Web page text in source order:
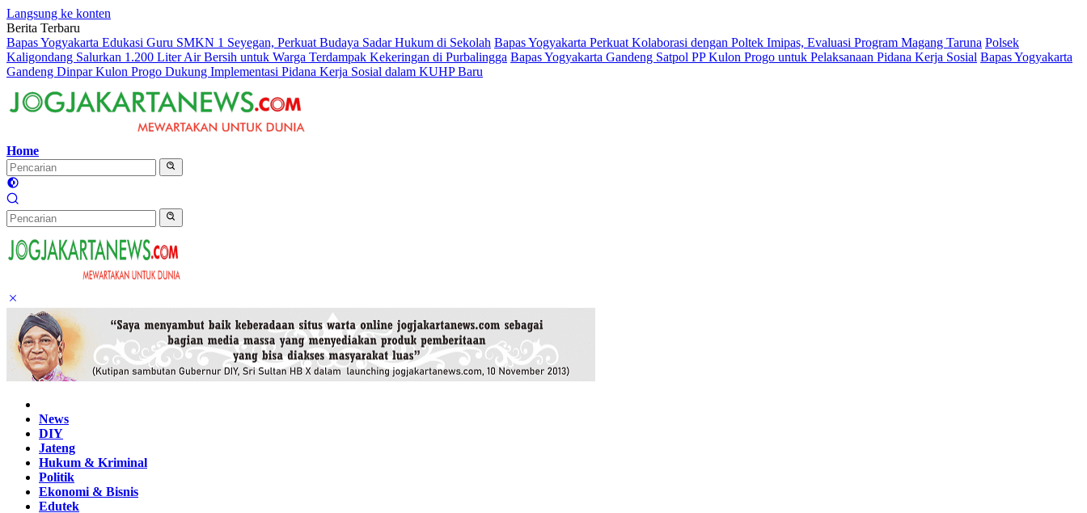
Langsung ke konten
Berita Terbaru
Bapas Yogyakarta Edukasi Guru SMKN 1 Seyegan, Perkuat Budaya Sadar Hukum di Sekolah Bapas Yogyakarta Perkuat Kolaborasi dengan Poltek Imipas, Evaluasi Program Magang Taruna Polsek
Kaligondang Salurkan 1.200 Liter Air Bersih untuk Warga Terdampak Kekeringan di Purbalingga Bapas Yogyakarta Gandeng Satpol PP Kulon Progo untuk Pelaksanaan Pidana Kerja Sosial Bapas Yogyakarta
Gandeng Dinpar Kulon Progo Dukung Implementasi Pidana Kerja Sosial dalam KUHP Baru
Home
News
DIY
Jateng
Hukum & Kriminal
Politik
Ekonomi & Bisnis
Edutek